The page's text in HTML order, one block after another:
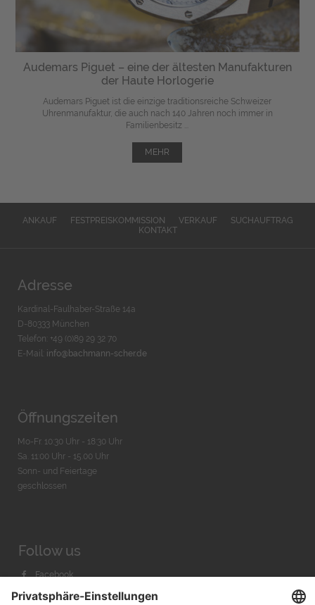
Audemars Piguet – eine der ältesten Manufakturen
der Haute Horlogerie
Audemars Piguet ist die einzige traditionsreiche Schweizer
Uhrenmanufaktur, die auch nach 140 Jahren noch immer in
Familienbesitz ...
MEHR
ANKAUF FESTPREISKOMMISSION VERKAUF
SUCHAUFTRAG
KONTAKT
Adresse
Kardinal-Faulhaber-Straße 14a
D-80333 München
Telefon: +49 (0)89 29 32 70
E-Mail: info@bachmann-scher.de
Öffnungszeiten
Mo-Fr. 10:30 Uhr - 18:30 Uhr
Sa. 11:00 Uhr - 15.00 Uhr
Sonn- und Feiertage
geschlossen
Follow us
Facebook
Instagram